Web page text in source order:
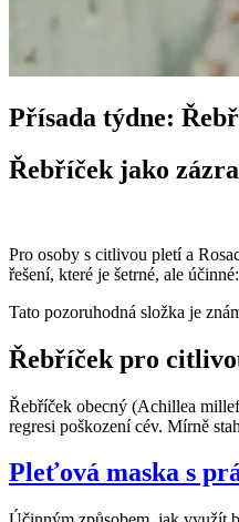
Přísada týdne:
Řebříček jako
Pro osoby s citlivou pletí a
řešení, které je šetrné, ale
Tato pozoruhodná složka je
Řebříček pro
Řebříček obecný (Achillea
regresi poškození cév. Mírně
Pleťová maska s